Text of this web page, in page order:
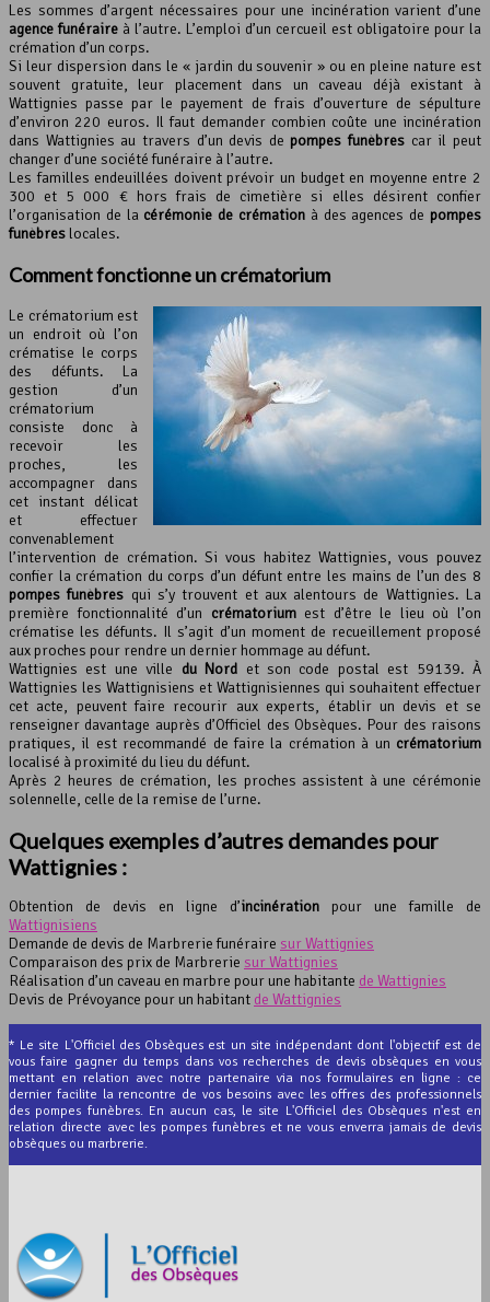
Les sommes d’argent nécessaires pour une incinération varient d’une
agence funéraire à l’autre. L’emploi d’un cercueil est obligatoire pour la
crémation d’un corps.
Si leur dispersion dans le « jardin du souvenir » ou en pleine nature est
souvent gratuite, leur placement dans un caveau déjà existant à
Wattignies passe par le payement de frais d’ouverture de sépulture
d’environ 220 euros. Il faut demander combien coûte une incinération
dans Wattignies au travers d’un devis de pompes funèbres car il peut
changer d’une société funéraire à l’autre.
Les familles endeuillées doivent prévoir un budget en moyenne entre 2
300 et 5 000 € hors frais de cimetière si elles désirent confier
l’organisation de la cérémonie de crémation à des agences de pompes
funèbres locales.
Comment fonctionne uncrématorium
Le crématorium est
un endroit où l’on
crématise le corps
des défunts. La
gestion d’un
crématorium
consiste donc à
recevoir les
proches, les
accompagner dans
cet instant délicat
et effectuer
convenablement
l’intervention de crémation. Si vous habitez Wattignies, vous pouvez
confier la crémation du corps d’un défunt entre les mains de l’un des 8
pompes funèbres qui s’y trouvent et aux alentours de Wattignies. La
première fonctionnalité d’un crématoriumest d’être le lieu où l’on
crématise les défunts. Il s’agit d’un moment de recueillement proposé
aux proches pour rendre un dernier hommage au défunt.
Wattignies est une ville du Nord et son code postal est 59139. À
Wattignies les Wattignisiens et Wattignisiennes qui souhaitent effectuer
cet acte, peuvent faire recourir aux experts, établir un devis et se
renseigner davantage auprès d’Officiel des Obsèques. Pour des raisons
pratiques, il est recommandé de faire la crémation à un crématorium
localisé à proximité du lieu du défunt.
Après 2 heures de crémation, les proches assistent à une cérémonie
solennelle, celle de la remise de l’urne.
Quelques exemples d’autres demandes pour
Wattignies :
Obtention de devis en ligne d’incinération pour une famille de
Wattignisiens
Demande de devis de Marbrerie funéraire sur Wattignies
Comparaison des prix de Marbrerie sur Wattignies
Réalisation d’un caveau en marbre pour une habitante de Wattignies
Devis de Prévoyance pour un habitant de Wattignies
* Le site L'Officiel des Obsèques est un site indépendant dont l'objectif est de
vous faire gagner du temps dans vos recherches de devis obsèques en vous
mettant en relation avec notre partenaire via nos formulaires en ligne : ce
dernier facilite la rencontre de vos besoins avec les offres des professionnels
des pompes funèbres. En aucun cas, le site L'Officiel des Obsèques n'est en
relation directe avec les pompes funèbres et ne vous enverra jamais de devis
obsèques ou marbrerie.